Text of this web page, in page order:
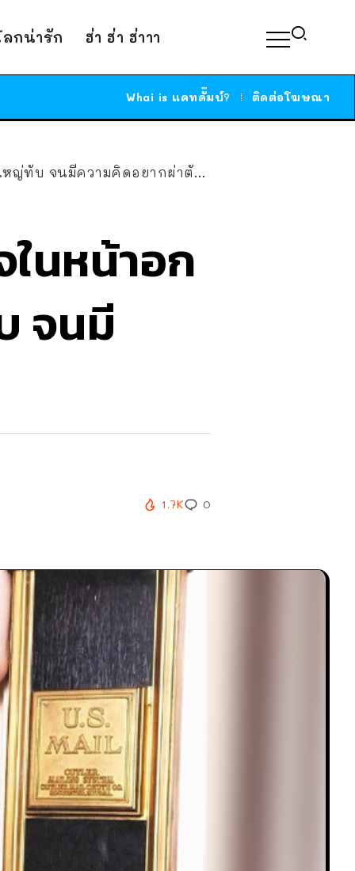
ลกน่ารัก ฮ่า ฮ่า ฮ่าาา
Whai is แคทดั๊มบ์? ติดต่อโฆษณา
จนมีความคิดอยากผ่าตัดลดขนาด
ในหน้าอก
จนมี
1.7K 0